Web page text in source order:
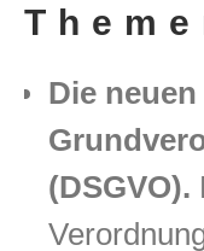
Die
(DSGVO).